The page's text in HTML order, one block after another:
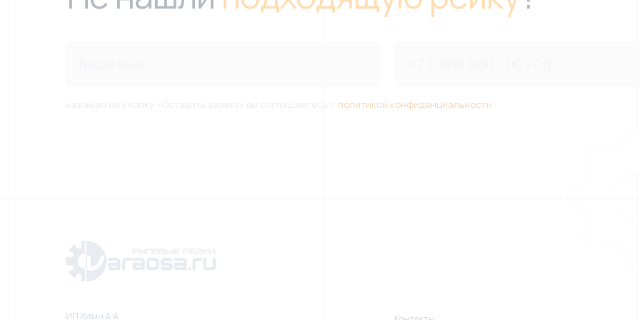
политикой конфиденциальности
ИП Кувин А.А.